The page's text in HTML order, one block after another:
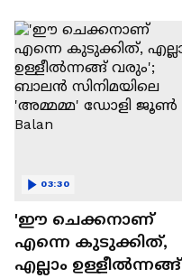
'ഈ ചെക്കനാണ്
എന്നെ കുടുക്കിത്,
എല്ലാം ഉള്ളീൽന്നങ്ങ്
03:30